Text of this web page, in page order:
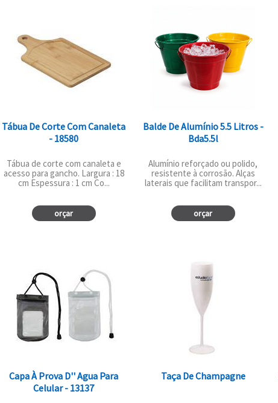
Tábua De Corte Com Canaleta
- 18580
Tábua de corte com canaleta e
acesso para gancho. Largura : 18
cm Espessura : 1 cm Co...
orçar
Balde De Alumínio 5.5 Litros -
Bda5.5l
Alumínio reforçado ou polido,
resistente à corrosão. Alças
laterais que facilitam transpor...
orçar
Capa À Prova D'' Agua Para
Celular - 13137
Taça De Champagne